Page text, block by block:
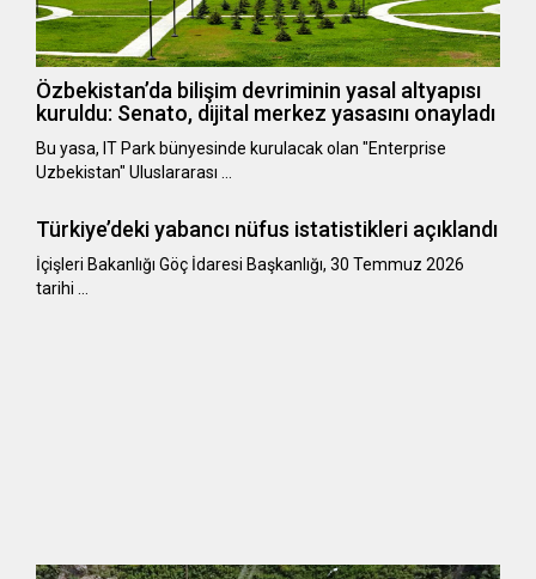
Özbekistan’da bilişim devriminin yasal altyapısı
kuruldu: Senato, dijital merkez yasasını onayladı
Bu yasa, IT Park bünyesinde kurulacak olan "Enterprise
Uzbekistan" Uluslararası …
Türkiye’deki yabancı nüfus istatistikleri açıklandı
​​​​​​​İçişleri Bakanlığı Göç İdaresi Başkanlığı, 30 Temmuz 2026
tarihi …